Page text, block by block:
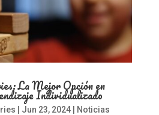
La Mejor Opción en
Individualizado
| Jun 23, 2024| Noticias